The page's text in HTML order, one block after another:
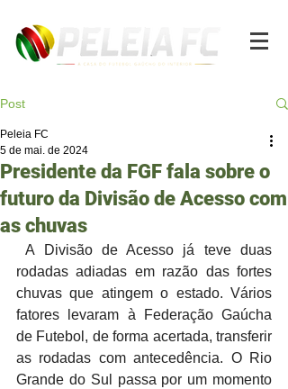
Post
Presidente da FGF fala sobre o
futuro da Divisão de Acesso com
as chuvas
Peleia FC
5 de mai. de 2024
A Divisão de Acesso já teve duas
rodadas adiadas em razão das fortes
chuvas que atingem o estado. Vários
fatores levaram à Federação Gaúcha
de Futebol, de forma acertada, transferir
as rodadas com antecedência. O Rio
Grande do Sul passa por um momento